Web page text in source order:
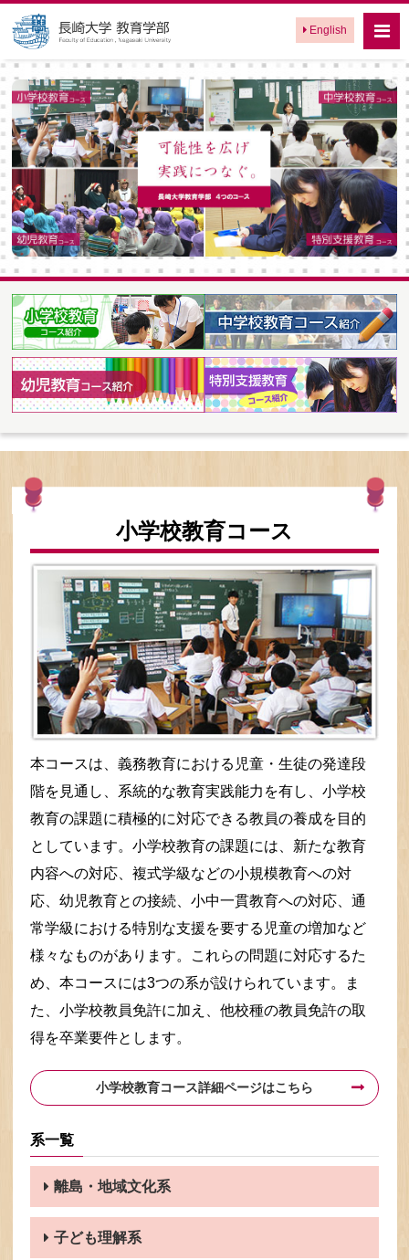
English
小学校教育コース
本コースは、義務教育における児童・生徒の発達段
階を見通し、系統的な教育実践能力を有し、小学校
教育の課題に積極的に対応できる教員の養成を目的
としています。小学校教育の課題には、新たな教育
内容への対応、複式学級などの小規模教育への対
応、幼児教育との接続、小中一貫教育への対応、通
常学級における特別な支援を要する児童の増加など
様々なものがあります。これらの問題に対応するた
め、本コースには3つの系が設けられています。ま
た、小学校教員免許に加え、他校種の教員免許の取
得を卒業要件とします。
小学校教育コース詳細ページはこちら
系一覧
離島・地域文化系
子ども理解系